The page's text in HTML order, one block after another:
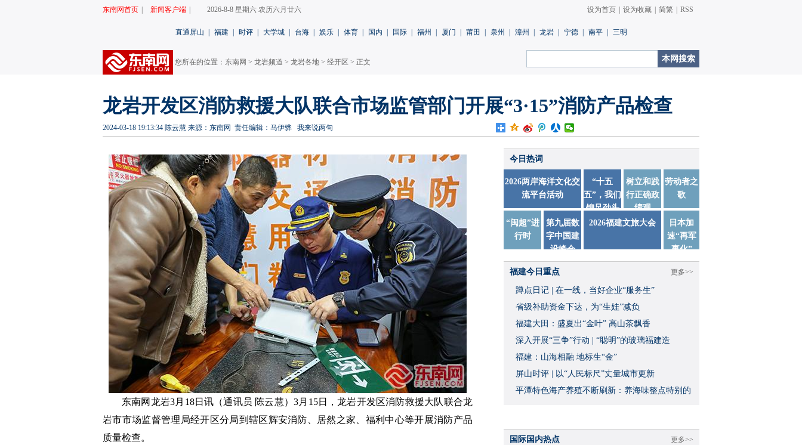
东南网首页 新闻客户端 2026-8-8 星期六 农历六月廿六 设为首页 设为收藏 简繁 RSS
直通屏山 福建 时评 大学城 台海 娱乐 体育 国内 国际 福州 厦门 莆田 泉州 漳州 龙岩 宁德 南平 三明
您所在的位置： 东南网 > 龙岩频道 > 龙岩各地 > 经开区 > 正文
龙岩开发区消防救援大队联合市场监管部门开展“3·15”消防产品检查
2024-03-18 19:13:34 陈云慧 来源：东南网 责任编辑：马伊骅 我来说两句
东南网龙岩3月18日讯（通讯员 陈云慧）3月15日，龙岩开发区消防救援大队联合龙
岩市市场监督管理局经开区分局到辖区辉安消防、居然之家、福利中心等开展消防产品
质量检查。
今日热词
2026两岸海洋文化交
流平台活动
“十五
五”，我们
铆足劲头
踏实干
树立和践
行正确政
绩观
劳动者之
歌
“闽超”进
行时
第九届数
字中国建
设峰会
2026福建文旅大会
日本加
速“再军
事化”
更多>>
福建今日重点
蹲点日记 | 在一线，当好企业“服务生”
省级补助资金下达，为“生娃”减负
福建大田：盛夏出“金叶” 高山茶飘香
深入开展“三争”行动 | “聪明”的玻璃福建造
福建：山海相融 地标生“金”
屏山时评 | 以“人民标尺”丈量城市更新
平潭特色海产养殖不断刷新：养海味整点特别的
更多>>
国际国内热点